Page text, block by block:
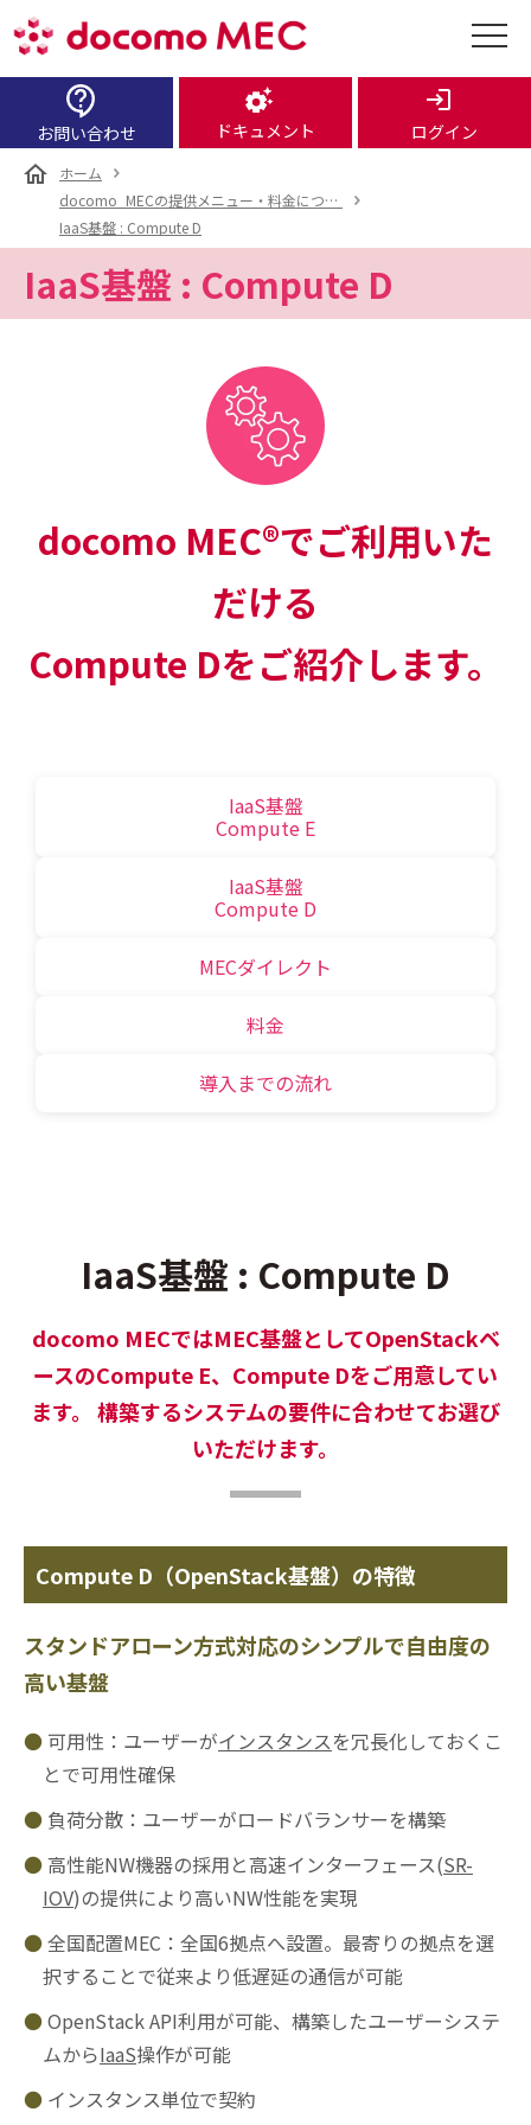
お問い合わせ ドキュメント ログイン
ホーム
docomo_MECの提供メニュー・料金について
IaaS基盤 : Compute D
IaaS基盤 : Compute D
docomo MEC®でご利用いた
だける
Compute Dをご紹介します。
IaaS基盤
Compute E
IaaS基盤
Compute D
MECダイレクト
料金
導入までの流れ
IaaS基盤 : Compute D
docomo MECではMEC基盤としてOpenStackベ
ースのCompute E、Compute Dをご用意してい
ます。 構築するシステムの要件に合わせてお選び
いただけます。
Compute D（OpenStack基盤）の特徴
スタンドアローン方式対応のシンプルで自由度の
高い基盤
可用性：ユーザーがインスタンスを冗長化しておくこ
とで可用性確保
負荷分散：ユーザーがロードバランサーを構築
高性能NW機器の採用と高速インターフェース(SR-
IOV)の提供により高いNW性能を実現
全国配置MEC：全国6拠点へ設置。最寄りの拠点を選
択することで従来より低遅延の通信が可能
OpenStack API利用が可能、構築したユーザーシステ
ムからIaaS操作が可能
インスタンス単位で契約